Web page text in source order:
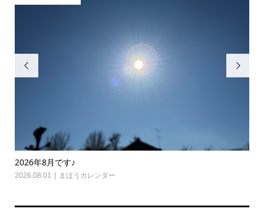

2026年8月です♪
2026.08.01 まほうカレンダー
